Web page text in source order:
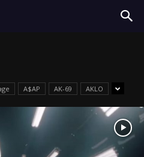
A$AP AK-69 AKLO